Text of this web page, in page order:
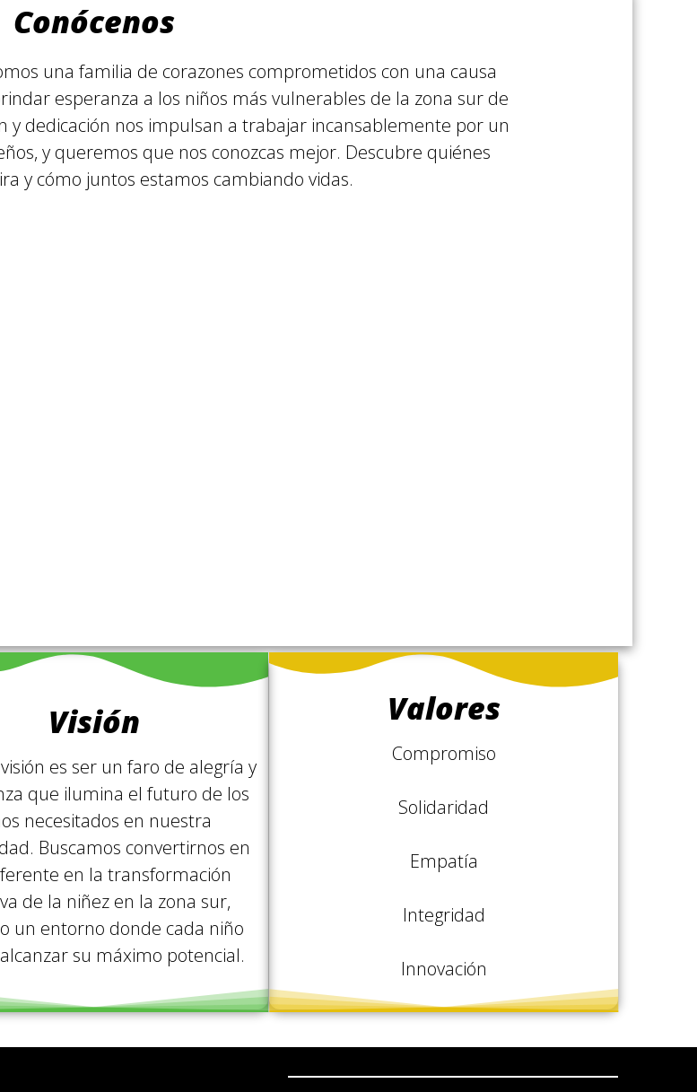
Conócenos
una familia de corazones comprometidos con una causa
esperanza a los niños más vulnerables de la zona sur de
y dedicación nos impulsan a trabajar incansablemente por un
y queremos que nos conozcas mejor. Descubre quiénes
y cómo juntos estamos cambiando vidas.
Visión
es ser un faro de alegría y
que ilumina el futuro de los
necesitados en nuestra
Buscamos convertirnos en
en la transformación
de la niñez en la zona sur,
un entorno donde cada niño
su máximo potencial.
Valores
Compromiso
Solidaridad
Empatía
Integridad
Innovación